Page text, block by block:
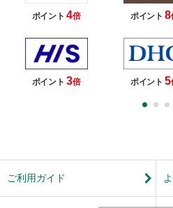
ポイント4倍 ポイント8
ポイント3倍 ポイント5
ご利用ガイド